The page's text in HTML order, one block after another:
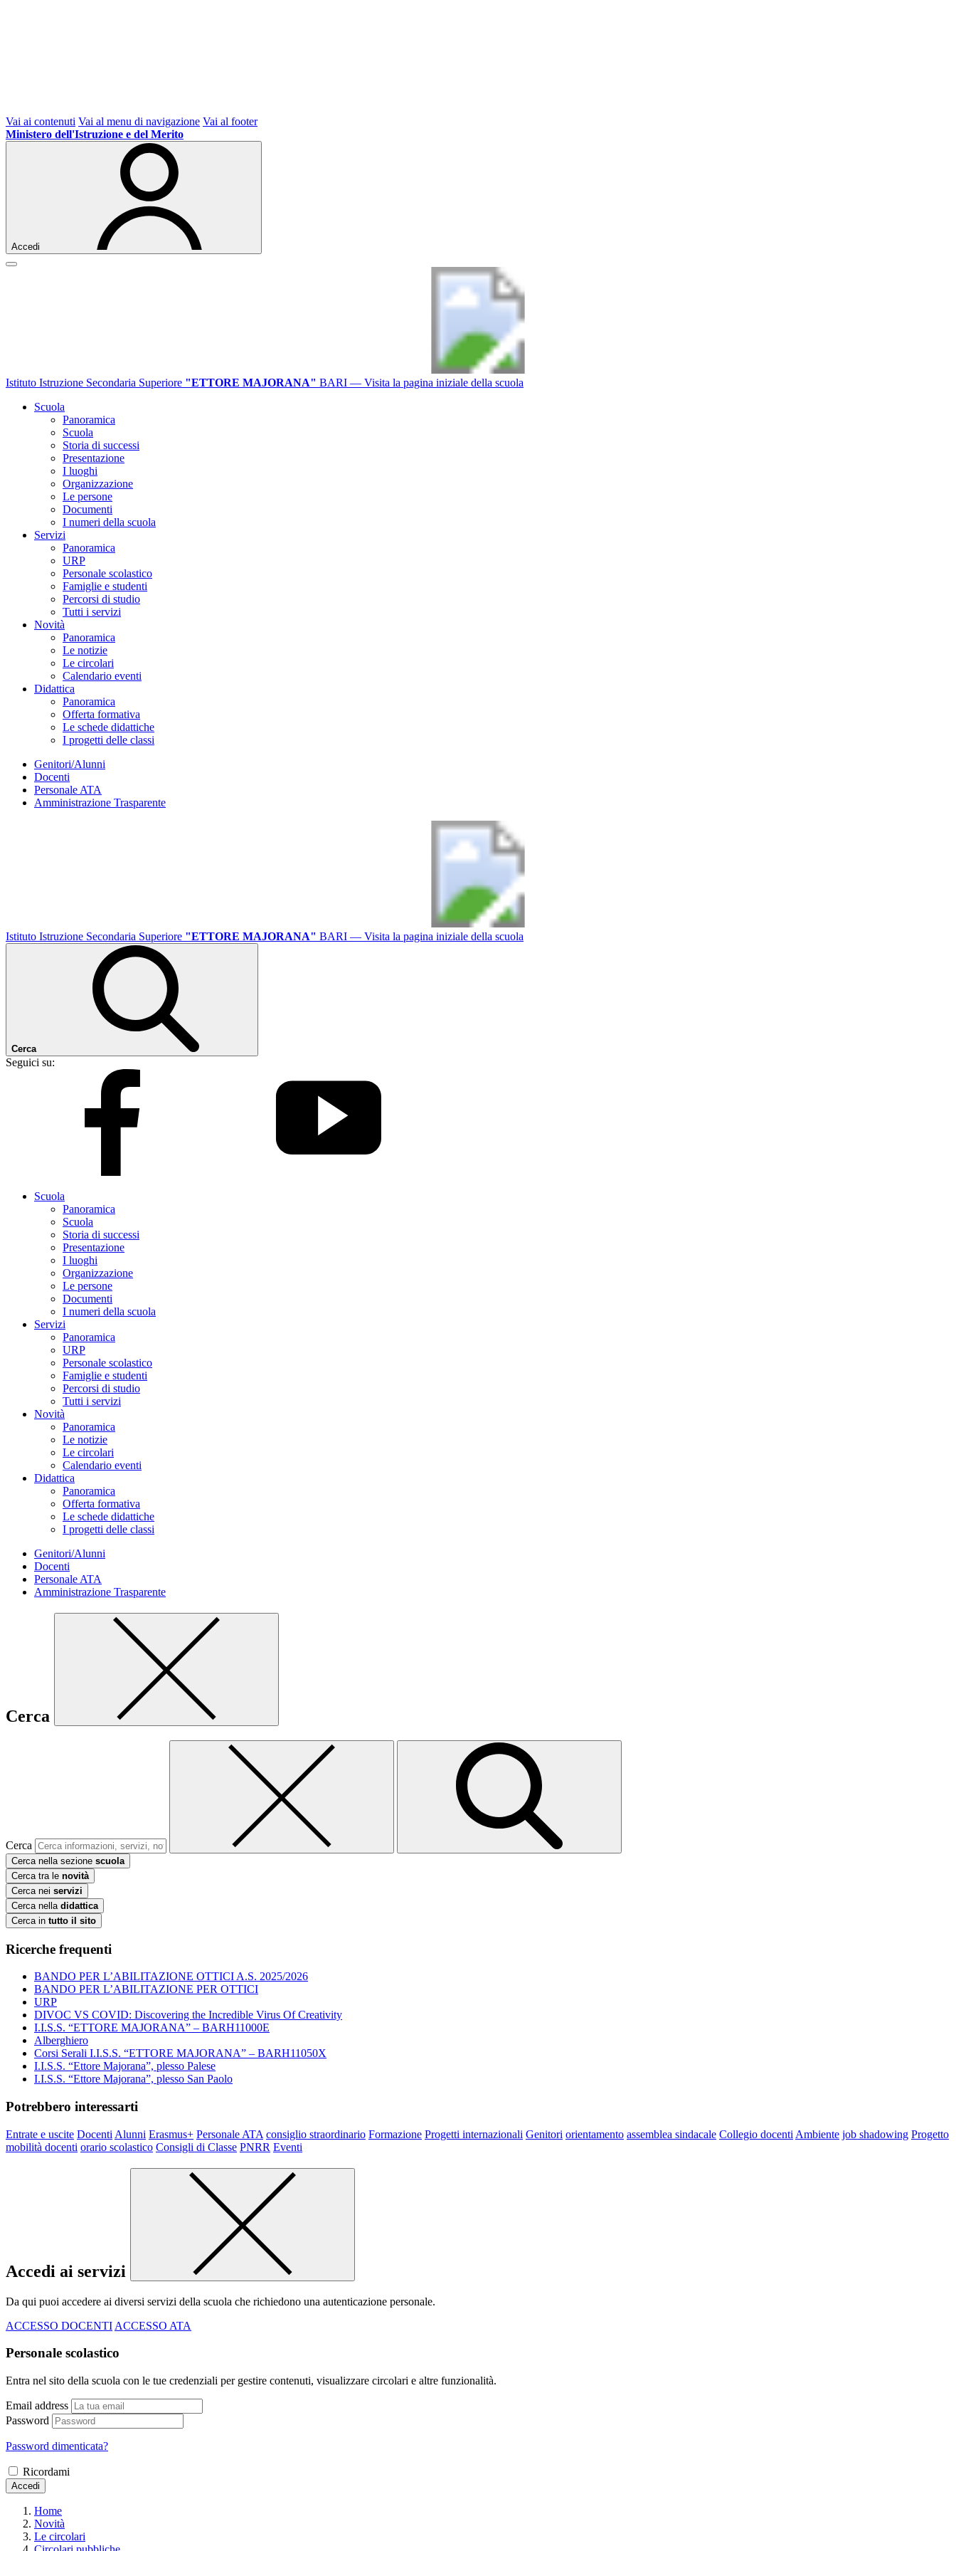
Vai ai contenuti Vai al menu di navigazione Vai al footer
Ministero dell'Istruzione e del Merito
Accedi
Istituto Istruzione Secondaria Superiore "ETTORE MAJORANA" BARI — Visita la pagina iniziale della scuola
Scuola
Panoramica
Scuola
Storia di successi
Presentazione
I luoghi
Organizzazione
Le persone
Documenti
I numeri della scuola
Servizi
Panoramica
URP
Personale scolastico
Famiglie e studenti
Percorsi di studio
Tutti i servizi
Novità
Panoramica
Le notizie
Le circolari
Calendario eventi
Didattica
Panoramica
Offerta formativa
Le schede didattiche
I progetti delle classi
Genitori/Alunni
Docenti
Personale ATA
Amministrazione Trasparente
Istituto Istruzione Secondaria Superiore "ETTORE MAJORANA" BARI — Visita la pagina iniziale della scuola
Cerca
Seguici su:
Scuola
Panoramica
Scuola
Storia di successi
Presentazione
I luoghi
Organizzazione
Le persone
Documenti
I numeri della scuola
Servizi
Panoramica
URP
Personale scolastico
Famiglie e studenti
Percorsi di studio
Tutti i servizi
Novità
Panoramica
Le notizie
Le circolari
Calendario eventi
Didattica
Panoramica
Offerta formativa
Le schede didattiche
I progetti delle classi
Genitori/Alunni
Docenti
Personale ATA
Amministrazione Trasparente
Cerca
Cerca
Cerca nella sezione scuola
Cerca tra le novità
Cerca nei servizi
Cerca nella didattica
Cerca in tutto il sito
Ricerche frequenti
BANDO PER L’ABILITAZIONE OTTICI A.S. 2025/2026
BANDO PER L’ABILITAZIONE PER OTTICI
URP
DIVOC VS COVID: Discovering the Incredible Virus Of Creativity
I.I.S.S. “ETTORE MAJORANA” – BARH11000E
Alberghiero
Corsi Serali I.I.S.S. “ETTORE MAJORANA” – BARH11050X
I.I.S.S. “Ettore Majorana”, plesso Palese
I.I.S.S. “Ettore Majorana”, plesso San Paolo
Potrebbero interessarti
Entrate e uscite Docenti Alunni Erasmus+ Personale ATA consiglio straordinario Formazione Progetti internazionali Genitori orientamento assemblea sindacale Collegio docenti Ambiente job shadowing Progetto
mobilità docenti orario scolastico Consigli di Classe PNRR Eventi
Accedi ai servizi
Da qui puoi accedere ai diversi servizi della scuola che richiedono una autenticazione personale.
ACCESSO DOCENTI ACCESSO ATA
Personale scolastico
Entra nel sito della scuola con le tue credenziali per gestire contenuti, visualizzare circolari e altre funzionalità.
Email address
Password
Password dimenticata?
Ricordami
Accedi
Home
Novità
Le circolari